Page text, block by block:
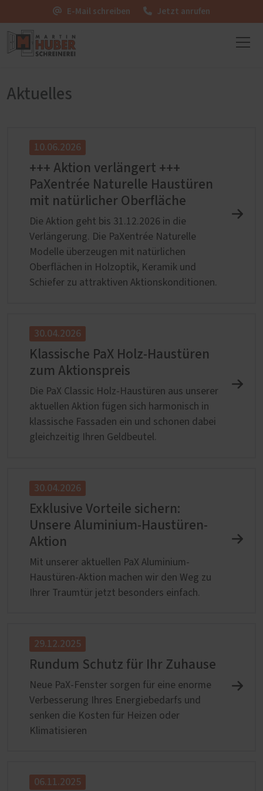
E-Mail schreiben Jetzt anrufen
Aktuelles
10.06.2026
+++ Aktion verlängert +++
PaXentrée Naturelle Haustüren
mit natürlicher Oberfläche
Die Aktion geht bis 31.12.2026 in die
Verlängerung. Die PaXentrée Naturelle
Modelle überzeugen mit natürlichen
Oberflächen in Holzoptik, Keramik und
Schiefer zu attraktiven Aktionskonditionen.
30.04.2026
Klassische PaX Holz-Haustüren
zum Aktionspreis
Die PaX Classic Holz-Haustüren aus unserer
aktuellen Aktion fügen sich harmonisch in
klassische Fassaden ein und schonen dabei
gleichzeitig Ihren Geldbeutel.
30.04.2026
Exklusive Vorteile sichern:
Unsere Aluminium-Haustüren-
Aktion
Mit unserer aktuellen PaX Aluminium-
Haustüren-Aktion machen wir den Weg zu
Ihrer Traumtür jetzt besonders einfach.
29.12.2025
Rundum Schutz für Ihr Zuhause
Neue PaX-Fenster sorgen für eine enorme
Verbesserung Ihres Energiebedarfs und
senken die Kosten für Heizen oder
Klimatisieren
06.11.2025